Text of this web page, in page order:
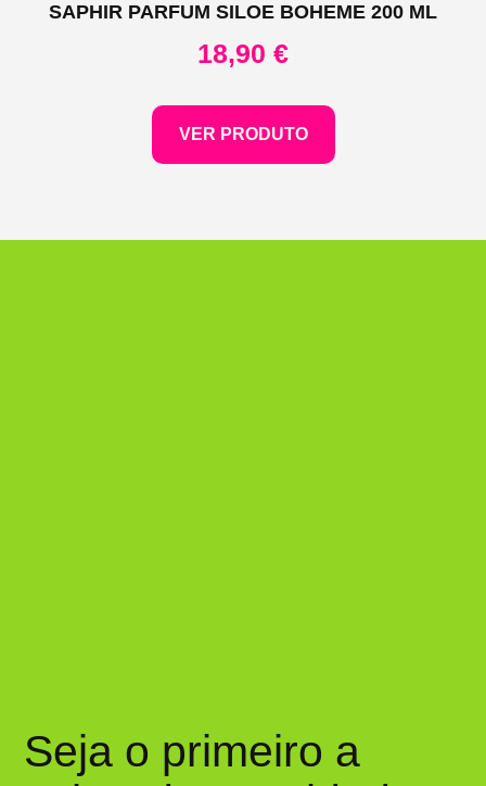
SAPHIR PARFUM SILOE BOHEME 200 ML
18,90 €
VER PRODUTO
Seja o primeiro a